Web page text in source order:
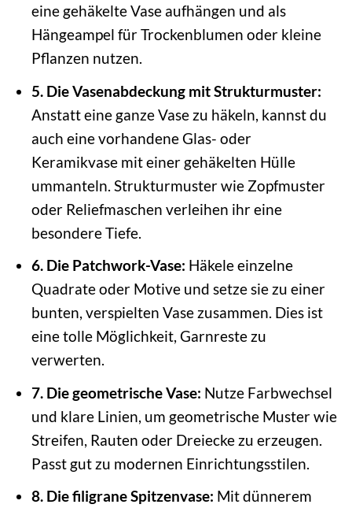
eine gehäkelte Vase aufhängen und als
Hängeampel für Trockenblumen oder kleine
Pflanzen nutzen.
5. Die Vasenabdeckung mit Strukturmuster:
Anstatt eine ganze Vase zu häkeln, kannst du
auch eine vorhandene Glas- oder
Keramikvase mit einer gehäkelten Hülle
ummanteln. Strukturmuster wie Zopfmuster
oder Reliefmaschen verleihen ihr eine
besondere Tiefe.
6. Die Patchwork-Vase: Häkele einzelne
Quadrate oder Motive und setze sie zu einer
bunten, verspielten Vase zusammen. Dies ist
eine tolle Möglichkeit, Garnreste zu
verwerten.
7. Die geometrische Vase: Nutze Farbwechsel
und klare Linien, um geometrische Muster wie
Streifen, Rauten oder Dreiecke zu erzeugen.
Passt gut zu modernen Einrichtungsstilen.
8. Die filigrane Spitzenvase: Mit dünnerem